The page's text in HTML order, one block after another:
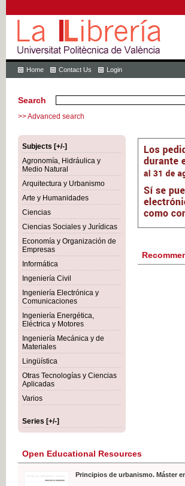
Home Contact Us Login
Search
>> Advanced search
Subjects [+/-]
Agronomía, Hidráulica y
Medio Natural
Arquitectura y Urbanismo
Arte y Humanidades
Ciencias
Ciencias Sociales y Jurídicas
Economía y Organización de
Empresas
Informática
Ingeniería Civil
Ingeniería Electrónica y
Comunicaciones
Ingeniería Energética,
Eléctrica y Motores
Ingeniería Mecánica y de
Materiales
Lingüística
Otras Tecnologías y Ciencias
Aplicadas
Varios
Series [+/-]
Botánica
Open Educational Resources
Principios de urbanismo. Máster